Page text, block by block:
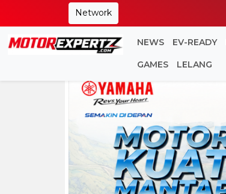
Network
NEWS EV-READY
GAMES LELANG